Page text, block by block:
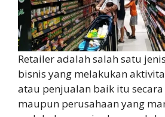
Retailer adalah salah satu
bisnis yang melakukan
atau penjualan baik itu
maupun perusahaan yang